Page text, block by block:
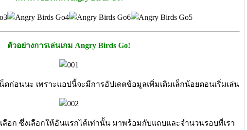
ตัวอย่างการเล่นเกม Angry Birds Go!
ตก่อนนะ เพราะแอปนี้จะมีการอัปเดตข้อมูลเพิ่มเติมเล็กน้อยตอนเริ่มเล่น
ลือก ซึ่งเลือกให้อันแรกได้เท่านั้น มาพร้อมกับแถบและจำนวนรอบที่เรา